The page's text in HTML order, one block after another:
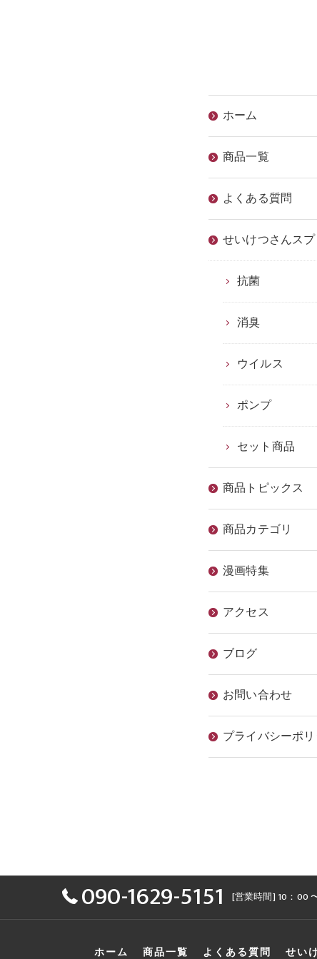
ホーム
商品一覧
よくある質問
せいけつさんス
抗菌
消臭
ウイルス
ポンプ
セット商品
商品トピックス
商品カテゴリ
漫画特集
アクセス
ブログ
お問い合わせ
プライバシーポ
090-1629-5151 [営業時間] 10：00
ホーム 商品一覧 よくある質問 せい